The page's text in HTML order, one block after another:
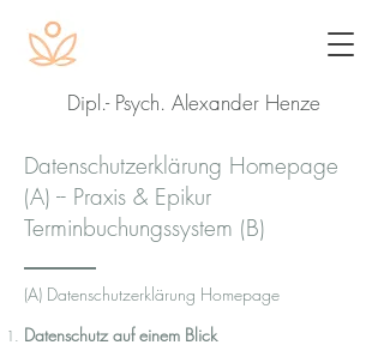
Dipl.- Psych. Alexander Henze
Datenschutzerklärung Homepage
(A) -- Praxis & Epikur
Terminbuchungssystem (B)
(A) Datenschutzerklärung Homepage
Datenschutz auf einem Blick